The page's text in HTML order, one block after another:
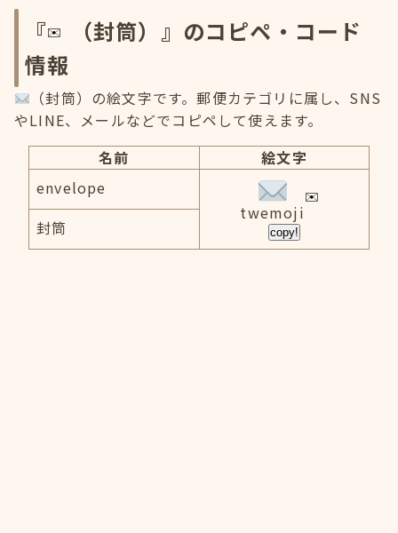
『
（封筒）』のコピペ・コード
情報
（封筒）の絵文字です。郵便カテゴリに属し、SNS
やLINE、メールなどでコピペして使えます。
名前
絵文字
envelope
twemoji
copy!
封筒